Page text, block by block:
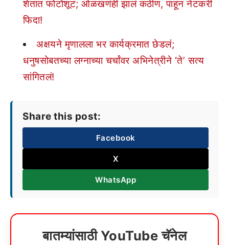
शेतात फोटोशूट; ओळखणंही झालं कठीण, पाहून नेटकरी
फिदा!
अक्षयने मृणालला भर कार्यक्रमात छेडलं;
धनुषसोबतच्या लग्नाच्या चर्चांवर अभिनेत्रीने ‘ते’ सत्य
सांगितलं!
Share this post:
Facebook
X
WhatsApp
बातम्यांसाठी YouTube चॅनेल